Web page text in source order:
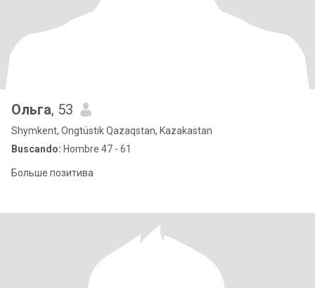
Ольга, 53
Shymkent, Ongtüstik Qazaqstan, Kazakastan
Buscando: Hombre 47 - 61
Больше позитива